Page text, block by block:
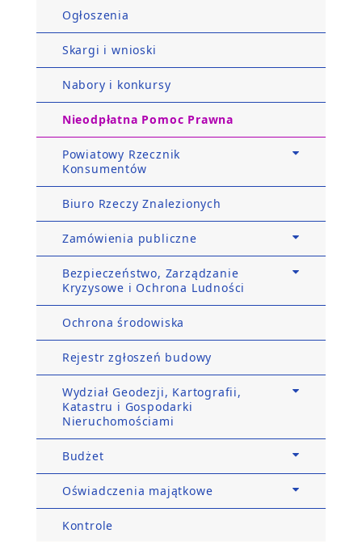
Ogłoszenia
Skargi i wnioski
Nabory i konkursy
Nieodpłatna Pomoc Prawna
Powiatowy Rzecznik
Konsumentów
Biuro Rzeczy Znalezionych
Zamówienia publiczne
Bezpieczeństwo, Zarządzanie
Kryzysowe i Ochrona Ludności
Ochrona środowiska
Rejestr zgłoszeń budowy
Wydział Geodezji, Kartografii,
Katastru i Gospodarki
Nieruchomościami
Budżet
Oświadczenia majątkowe
Kontrole